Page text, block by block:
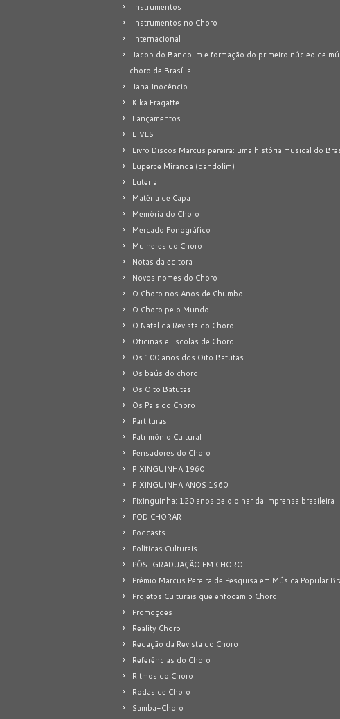
Instrumentos
Instrumentos no Choro
Internacional
Jacob do Bandolim e formação do primeiro núcleo de
choro de Brasília
Jana Inocêncio
Kika Fragatte
Lançamentos
LIVES
Livro Discos Marcus pereira: uma história musical do
Luperce Miranda (bandolim)
Luteria
Matéria de Capa
Memória do Choro
Mercado Fonográfico
Mulheres do Choro
Notas da editora
Novos nomes do Choro
O Choro nos Anos de Chumbo
O Choro pelo Mundo
O Natal da Revista do Choro
Oficinas e Escolas de Choro
Os 100 anos dos Oito Batutas
Os baús do choro
Os Oito Batutas
Os Pais do Choro
Partituras
Patrimônio Cultural
Pensadores do Choro
PIXINGUINHA 1960
PIXINGUINHA ANOS 1960
Pixinguinha: 120 anos pelo olhar da imprensa brasileira
POD CHORAR
Podcasts
Políticas Culturais
PÓS-GRADUAÇÃO EM CHORO
Prêmio Marcus Pereira de Pesquisa em Música Popular
Projetos Culturais que enfocam o Choro
Promoções
Reality Choro
Redação da Revista do Choro
Referências do Choro
Ritmos do Choro
Rodas de Choro
Samba-Choro